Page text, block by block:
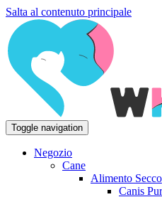
Salta al contenuto principale
Toggle navigation
Negozio
Cane
Alimento Secco
Canis